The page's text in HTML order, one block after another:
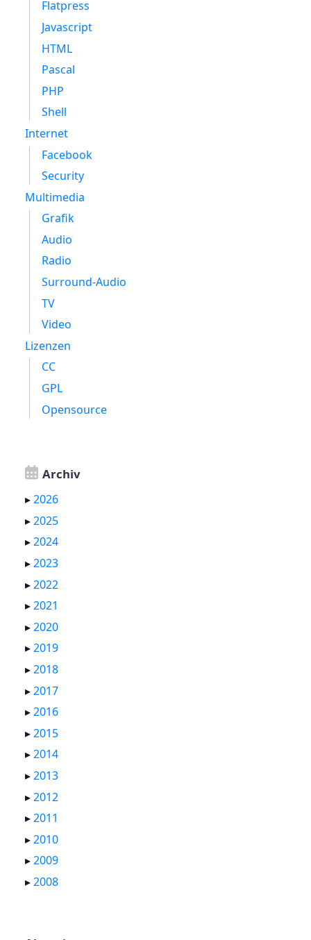
Flatpress
Javascript
HTML
Pascal
PHP
Shell
Internet
Facebook
Security
Multimedia
Grafik
Audio
Radio
Surround-Audio
TV
Video
Lizenzen
CC
GPL
Opensource
Archiv
▸2026
▸2025
▸2024
▸2023
▸2022
▸2021
▸2020
▸2019
▸2018
▸2017
▸2016
▸2015
▸2014
▸2013
▸2012
▸2011
▸2010
▸2009
▸2008